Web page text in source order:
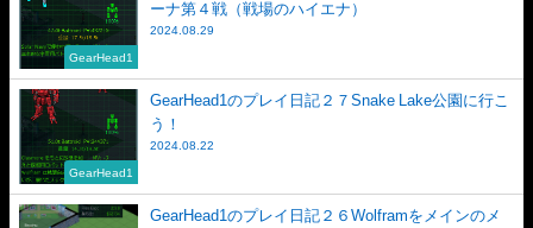
GearHead1
ーナ第４戦（戦場のハイエナ）
2024.08.29
GearHead1
GearHead1のプレイ日記２７Snake Lake公園に行こ
う！
2024.08.22
GearHead1のプレイ日記２６Wolframをメインのメ